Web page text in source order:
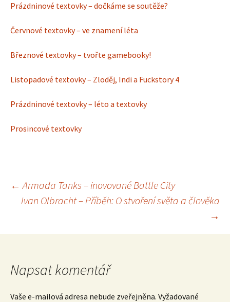
Prázdninové textovky – dočkáme se soutěže?
Červnové textovky – ve znamení léta
Březnové textovky – tvořte gamebooky!
Listopadové textovky – Zloděj, Indi a Fuckstory 4
Prázdninové textovky – léto a textovky
Prosincové textovky
Navigace
pro
příspěvek
← Armada Tanks – inovované Battle City
Ivan Olbracht – Příběh: O stvoření světa a člověka
→
Napsat komentář
Vaše e-mailová adresa nebude zveřejněna. Vyžadované